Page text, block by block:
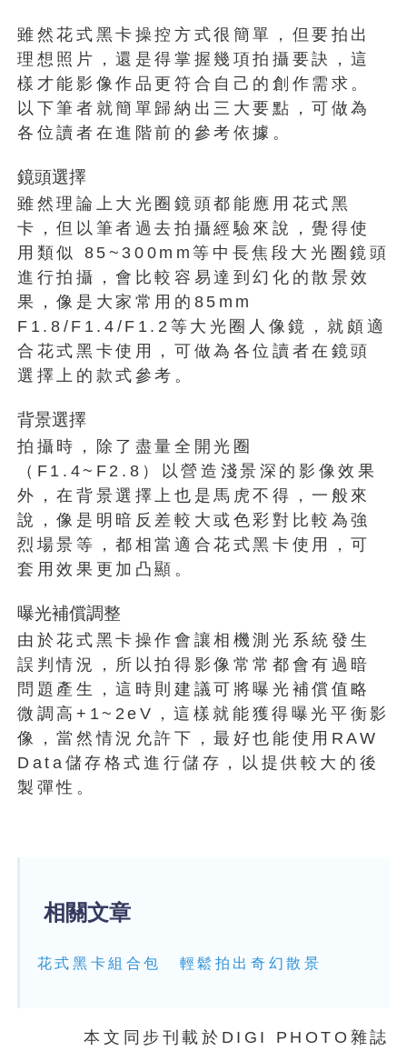
雖然花式黑卡操控方式很簡單，但要拍出
理想照片，還是得掌握幾項拍攝要訣，這
樣才能影像作品更符合自己的創作需求。
以下筆者就簡單歸納出三大要點，可做為
各位讀者在進階前的參考依據。
鏡頭選擇
雖然理論上大光圈鏡頭都能應用花式黑
卡，但以筆者過去拍攝經驗來說，覺得使
用類似 85~300mm等中長焦段大光圈鏡頭
進行拍攝，會比較容易達到幻化的散景效
果，像是大家常用的85mm
F1.8/F1.4/F1.2等大光圈人像鏡，就頗適
合花式黑卡使用，可做為各位讀者在鏡頭
選擇上的款式參考。
背景選擇
拍攝時，除了盡量全開光圈
（F1.4~F2.8）以營造淺景深的影像效果
外，在背景選擇上也是馬虎不得，一般來
說，像是明暗反差較大或色彩對比較為強
烈場景等，都相當適合花式黑卡使用，可
套用效果更加凸顯。
曝光補償調整
由於花式黑卡操作會讓相機測光系統發生
誤判情況，所以拍得影像常常都會有過暗
問題產生，這時則建議可將曝光補償值略
微調高+1~2eV，這樣就能獲得曝光平衡影
像，當然情況允許下，最好也能使用RAW
Data儲存格式進行儲存，以提供較大的後
製彈性。
相關文章
花式黑卡組合包 輕鬆拍出奇幻散景
本文同步刊載於DIGI PHOTO雜誌